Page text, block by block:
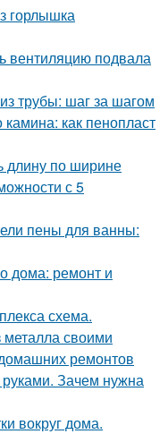
горлышка
вентиляцию подвала
трубы: шаг за шагом
как пенопласт
длину по ширине
с 5
пены для ванны:
дома: ремонт и
схема.
своими
ремонтов
Зачем нужна
вокруг дома.